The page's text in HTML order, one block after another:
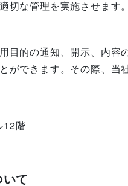
な管理を実施させます。
目的の通知、開示、内
できます。その際、
12階
て